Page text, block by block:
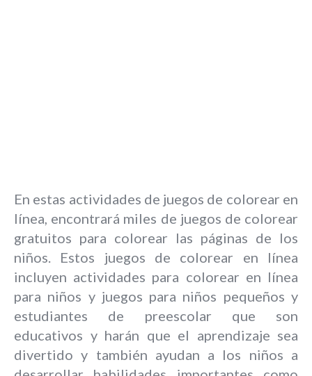
En estas actividades de juegos de colorear en
línea, encontrará miles de juegos de colorear
gratuitos para colorear las páginas de los
niños. Estos juegos de colorear en línea
incluyen actividades para colorear en línea
para niños y juegos para niños pequeños y
estudiantes de preescolar que son
educativos y harán que el aprendizaje sea
divertido y también ayudan a los niños a